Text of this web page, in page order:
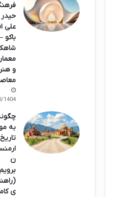
حیدر
علی
باکو –
و
1404
به
تاریخ
ن
ی